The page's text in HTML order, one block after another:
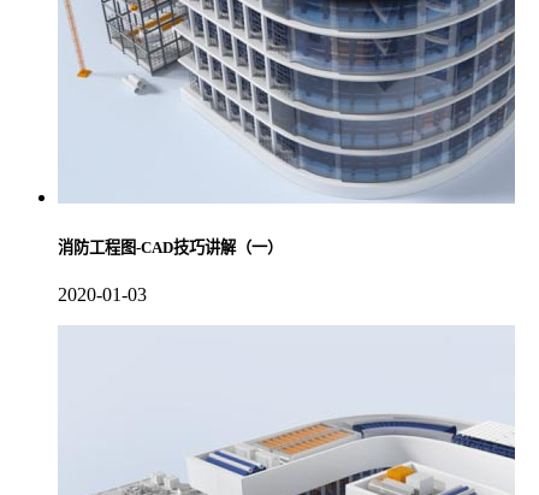
消防工程图-CAD技巧讲解（一）
2020-01-03